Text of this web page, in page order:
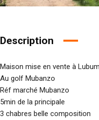
Description
Maison mise en vente à
Au golf Mubanzo
Réf marché Mubanzo
5min de la principale
3 chabres